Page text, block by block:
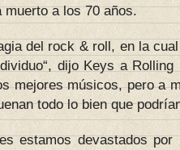
a los 70 años.
del rock & roll, en la
dijo Keys a Rolling
mejores músicos, pero a
todo lo bien que
estamos devastados